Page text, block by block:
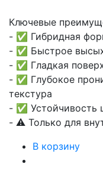
Ключевые
- ✅ Гибридная
- ✅ Быстрое
- ✅ Гладкая
- ✅ Глубокое
текстура
- ✅ Устойчивость
- ⚠️ Только для
В корзину